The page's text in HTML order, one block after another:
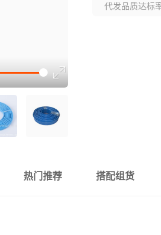
代发品质达标
热门推荐 搭配组货